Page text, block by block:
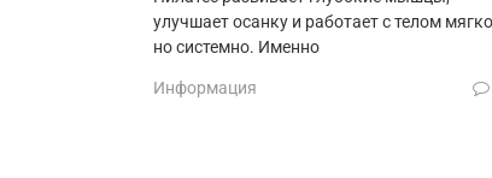
улучшает осанку и работает с телом
но системно. Именно
Информация